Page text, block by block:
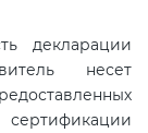
декларации
несет